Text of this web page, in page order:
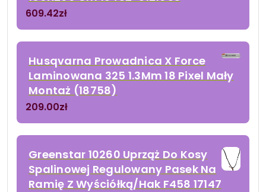
609.42zł
Husqvarna Prowadnica X Force
Laminowana 325 1.3Mm 18 Pixel Mały
Montaż (18758)
209.00zł
Greenstar 10260 Uprząż Do Kosy
Spalinowej Regulowany Pasek Na
Ramię Z Wyściółką/Hak F458 17147